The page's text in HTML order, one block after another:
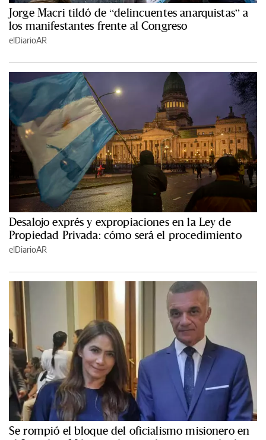
Jorge Macri tildó de “delincuentes anarquistas” a
los manifestantes frente al Congreso
elDiarioAR
Desalojo exprés y expropiaciones en la Ley de
Propiedad Privada: cómo será el procedimiento
elDiarioAR
Se rompió el bloque del oficialismo misionero en